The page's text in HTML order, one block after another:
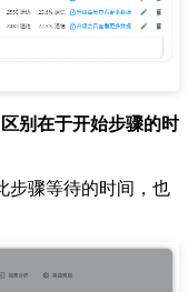
区别在于开始步骤的时
骤等待的时间，也